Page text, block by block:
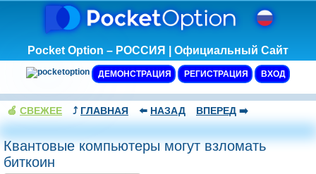
Pocket Option – РОССИЯ | Официальный Сайт
ДЕМОНСТРАЦИЯ РЕГИСТРАЦИЯ ВХОД
🍏 СВЕЖЕЕ ⤴️ ГЛАВНАЯ ⬅️ НАЗАД ВПЕРЕД ➡️
Квантовые компьютеры могут взломать
биткоин